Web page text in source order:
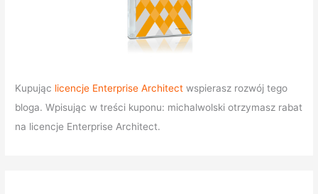
Kupując licencje Enterprise Architect wspierasz rozwój tego
bloga. Wpisując w treści kuponu: michalwolski otrzymasz rabat
na licencje Enterprise Architect.